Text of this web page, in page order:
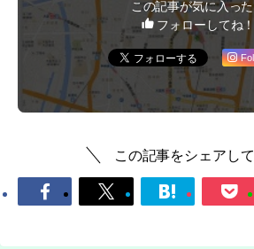
この記事が気に入っ
フォローしてね！
この記事をシェアして